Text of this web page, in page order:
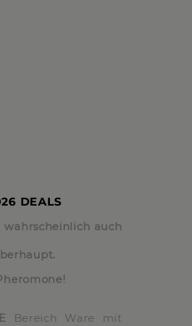
DEALS
auch
Bereich Ware mit